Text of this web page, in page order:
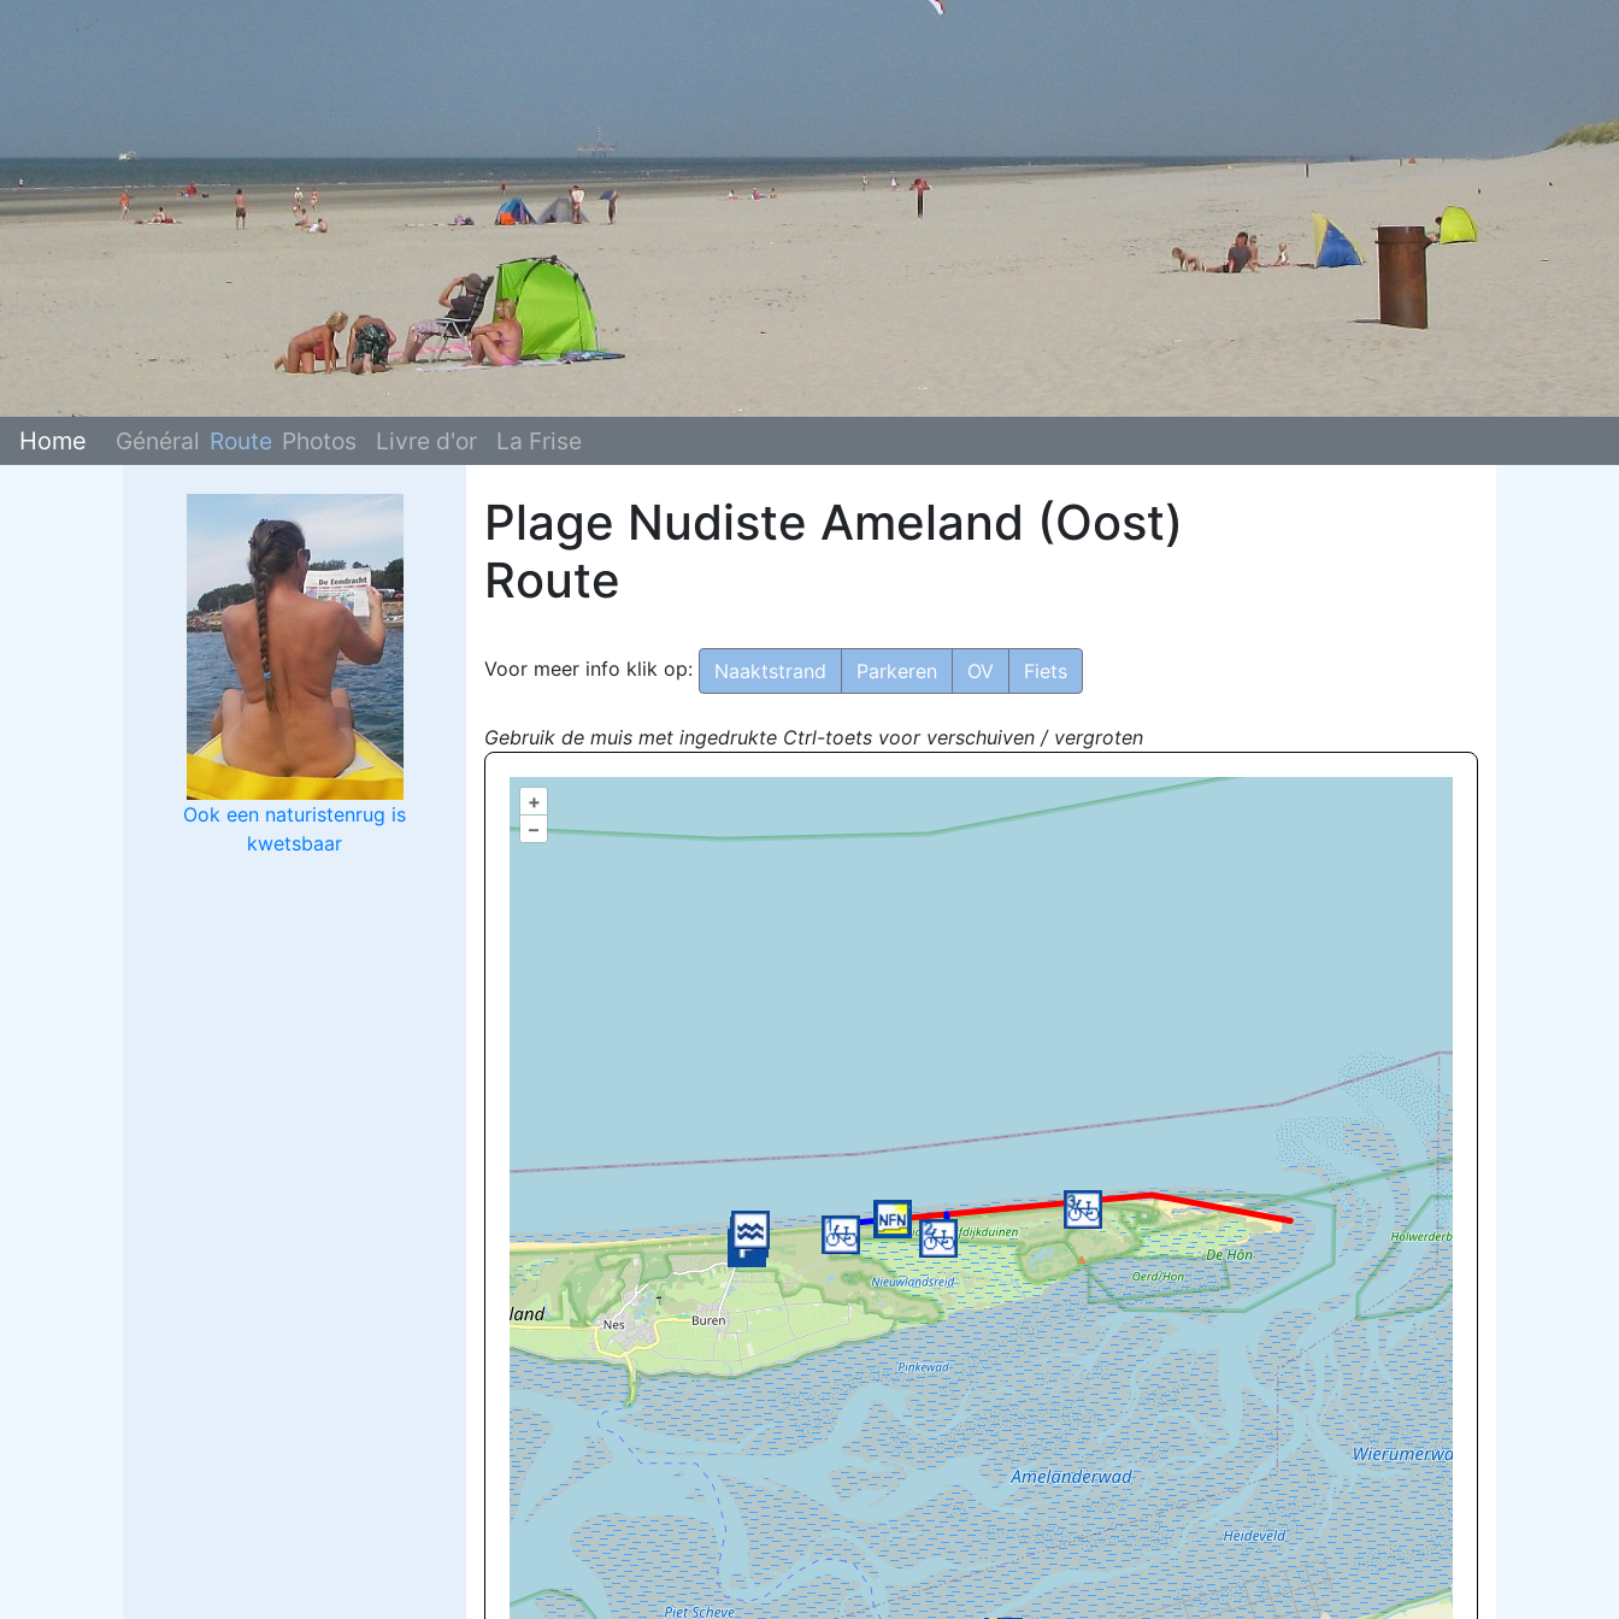
Home Général Route Photos Livre d'or La Frise
Ook een naturistenrug is
kwetsbaar
Plage Nudiste Ameland (Oost)
Route
Voor meer info klik op: Naaktstrand Parkeren OV Fiets
Gebruik de muis met ingedrukte Ctrl-toets voor verschuiven / vergroten
+
–